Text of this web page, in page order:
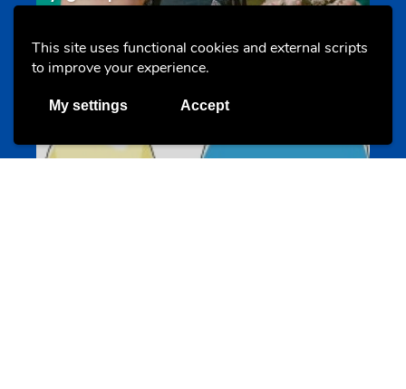
This site uses functional cookies and external scripts
to improve your experience.
My settings Accept
Offres & Initiatives